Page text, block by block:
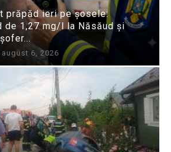
prăpăd ieri pe șosele:
de 1,27 mg/l la Năsăud și
august 6, 2026